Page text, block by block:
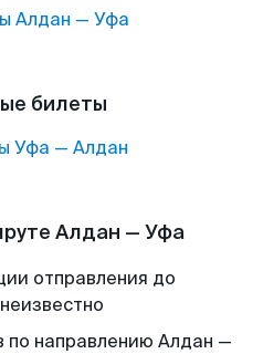
Алдан — Уфа
билеты
Уфа — Алдан
Алдан — Уфа
отправления до
по направлению Алдан —